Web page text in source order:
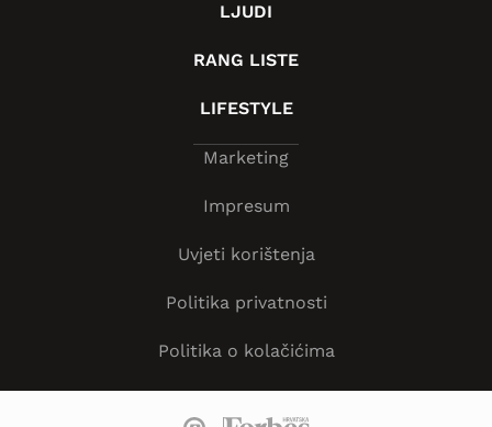
LJUDI
RANG LISTE
LIFESTYLE
Marketing
Impresum
Uvjeti korištenja
Politika privatnosti
Politika o kolačićima